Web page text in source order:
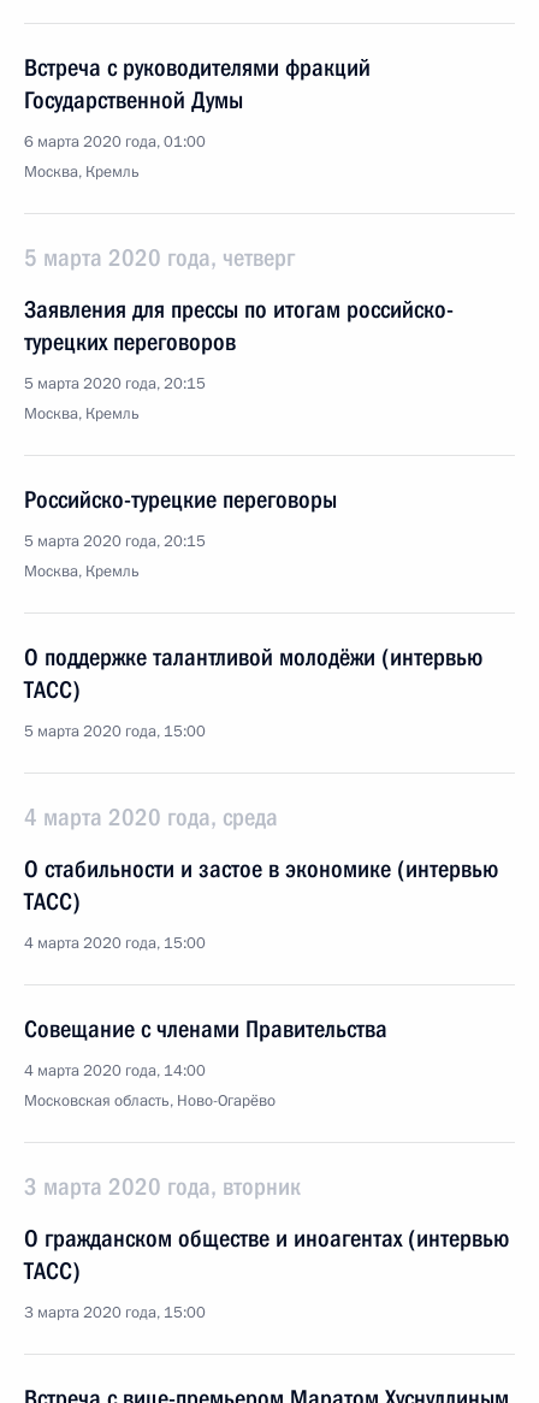
Встреча с руководителями фракций
Государственной Думы
6 марта 2020 года, 01:00
Москва, Кремль
5 марта 2020 года, четверг
Заявления для прессы по итогам российско-
турецких переговоров
5 марта 2020 года, 20:15
Москва, Кремль
Российско-турецкие переговоры
5 марта 2020 года, 20:15
Москва, Кремль
О поддержке талантливой молодёжи (интервью
ТАСС)
5 марта 2020 года, 15:00
4 марта 2020 года, среда
О стабильности и застое в экономике (интервью
ТАСС)
4 марта 2020 года, 15:00
Совещание с членами Правительства
4 марта 2020 года, 14:00
Московская область, Ново-Огарёво
3 марта 2020 года, вторник
О гражданском обществе и иноагентах (интервью
ТАСС)
3 марта 2020 года, 15:00